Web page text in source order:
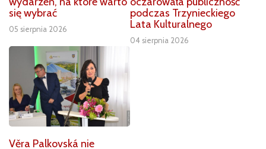
się wybrać
05 sierpnia 2026
podczas Trzynieckiego
Lata Kulturalnego
04 sierpnia 2026
Věra Palkovská nie